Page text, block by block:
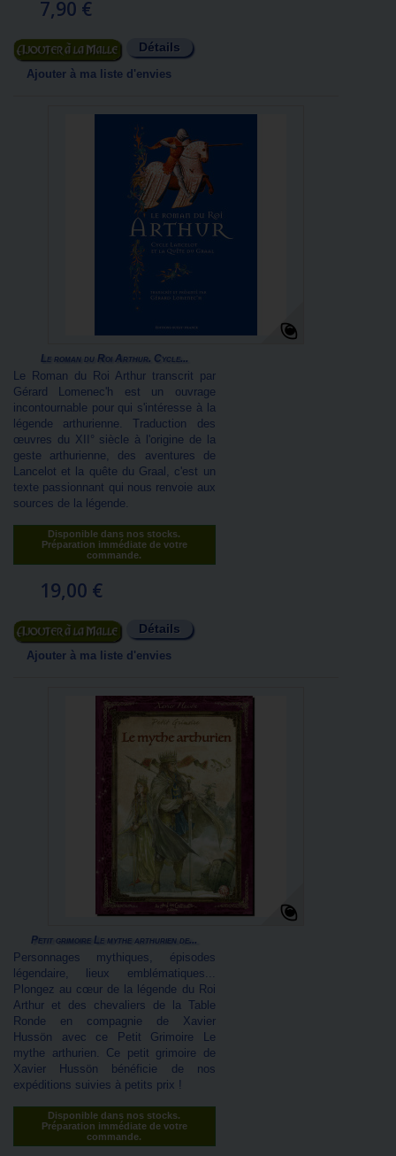
7,90 €
Ajouter au panier Détails
Ajouter à ma liste d'envies
Le roman du Roi Arthur. Cycle...
Le Roman du Roi Arthur transcrit par
Gérard Lomenec'h est un ouvrage
incontournable pour qui s'intéresse à la
légende arthurienne. Traduction des
œuvres du XII° siècle à l'origine de la
geste arthurienne, des aventures de
Lancelot et la quête du Graal, c'est un
texte passionnant qui nous renvoie aux
sources de la légende.
Disponible dans nos stocks.
Préparation immédiate de votre
commande.
19,00 €
Ajouter au panier Détails
Ajouter à ma liste d'envies
Petit grimoire Le mythe arthurien de...
Personnages mythiques, épisodes
légendaire, lieux emblématiques...
Plongez au cœur de la légende du Roi
Arthur et des chevaliers de la Table
Ronde en compagnie de Xavier
Hussön avec ce Petit Grimoire Le
mythe arthurien. Ce petit grimoire de
Xavier Hussön bénéficie de nos
expéditions suivies à petits prix !
Disponible dans nos stocks.
Préparation immédiate de votre
commande.